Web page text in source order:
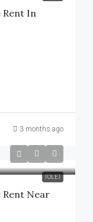
Rent In
3 months ago
TOLET
Rent Near